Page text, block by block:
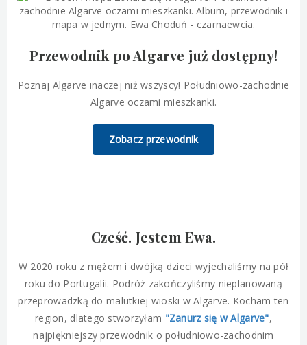
Przewodnik po Algarve już dostępny!
Poznaj Algarve inaczej niż wszyscy! Południowo-zachodnie
Algarve oczami mieszkanki.
Zobacz przewodnik
Cześć. Jestem Ewa.
W 2020 roku z mężem i dwójką dzieci wyjechaliśmy na pół
roku do Portugalii. Podróż zakończyliśmy nieplanowaną
przeprowadzką do malutkiej wioski w Algarve. Kocham ten
region, dlatego stworzyłam "Zanurz się w Algarve",
najpiękniejszy przewodnik o południowo-zachodnim